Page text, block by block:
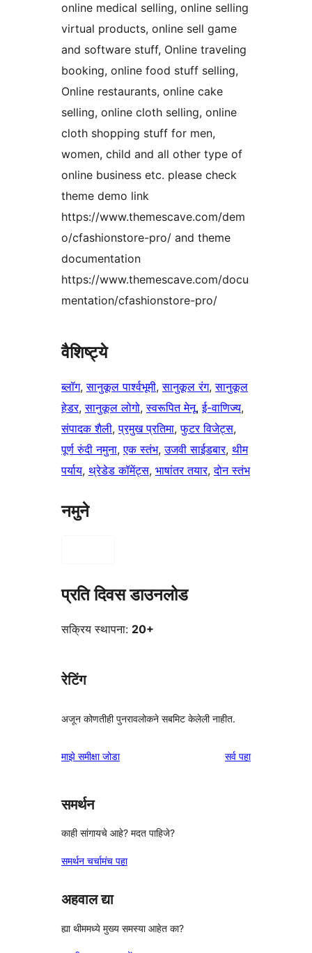
online medical selling, online selling
virtual products, online sell game
and software stuff, Online traveling
booking, online food stuff selling,
Online restaurants, online cake
selling, online cloth selling, online
cloth shopping stuff for men,
women, child and all other type of
online business etc. please check
theme demo link
https://www.themescave.com/dem
o/cfashionstore-pro/ and theme
documentation
https://www.themescave.com/docu
mentation/cfashionstore-pro/
वैशिष्ट्ये
ब्लॉग, सानुकूल पार्श्वभूमी, सानुकूल रंग, सानुकूल
हेडर, सानुकूल लोगो, स्वरूपित मेनू, ई-वाणिज्य
संपादक शैली, प्रमुख प्रतिमा, फुटर विजेट्स
पूर्ण रुंदी नमुना, एक स्तंभ, उजवी साईडबार, थीम
पर्याय, थ्रेडेड कॉमेंट्स, भाषांतर तयार, दोन स्तंभ
नमुने
प्रति दिवस डाउनलोड
सक्रिय स्थापना: 20+
रेटिंग
अजून कोणतीही पुनरावलोकने सबमिट केलेली नाहीत.
माझे समीक्षा जोडा सर्वपुनरावलोकने
पहा
समर्थन
काही सांगायचे आहे? मदत पाहिजे?
समर्थन चर्चामंच पहा
अहवाल द्या
ह्या थीममध्ये मुख्य समस्या आहेत का?